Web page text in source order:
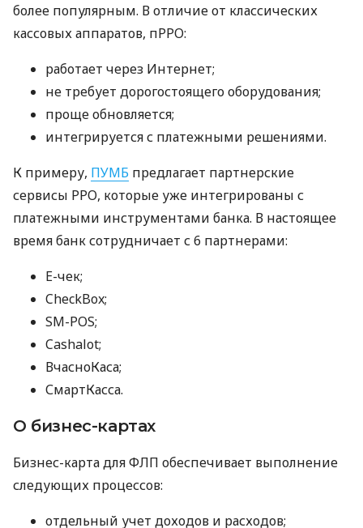
более популярным. В отличие от классических
кассовых аппаратов, пРРО:
работает через Интернет;
не требует дорогостоящего оборудования;
проще обновляется;
интегрируется с платежными решениями.
К примеру, ПУМБ предлагает партнерские
сервисы РРО, которые уже интегрированы с
платежными инструментами банка. В настоящее
время банк сотрудничает с 6 партнерами:
E-чек;
CheckBox;
SM-POS;
Cashalot;
ВчасноКаса;
СмартКасса.
О бизнес-картах
Бизнес-карта для ФЛП обеспечивает выполнение
следующих процессов:
отдельный учет доходов и расходов;